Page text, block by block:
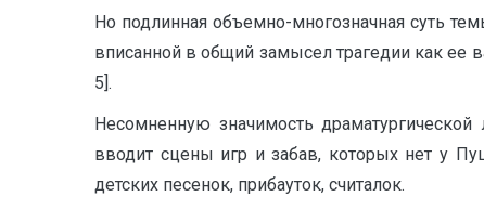
Но подлинная объемно-многозначная суть
вписанной в общий замысел трагедии как ее
5].
Несомненную значимость
вводит сцены игр и забав, которых нет у
детских песенок, прибауток, считалок.